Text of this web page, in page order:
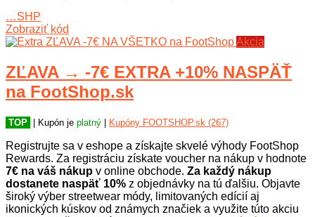
…SHP
Zobraziť kód
Akcia
ZĽAVA → -7€ EXTRA +10% NASPÄŤ
na FootShop.sk
TOP | Kupón je platný Kupóny FOOTSHOP.sk (267)
Registrujte sa v eshope a získajte skvelé výhody FootShop
Rewards. Za registráciu získate voucher na nákup v hodnote
7€ na váš nákup v online obchode. Za každý nákup
dostanete naspäť 10% z objednávky na tú ďalšiu. Objavte
široký výber streetwear módy, limitovaných edícií aj
ikonických kúskov od známych značiek a využite túto akciu